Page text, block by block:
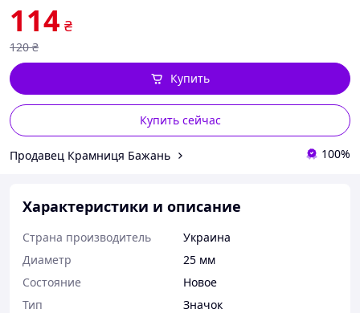
114 ₴
120 ₴
Купить сейчас
Купить
Продавец Крамниця Бажань 100%
Характеристики и описание
Страна производитель
Украина
Диаметр
25 мм
Состояние
Новое
Тип
Значок